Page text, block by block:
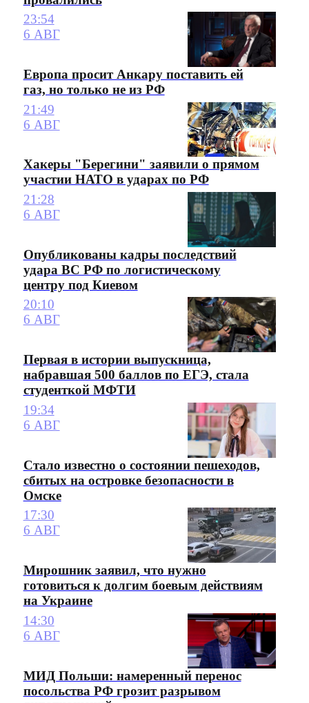
23:54
6 АВГ
Европа просит Анкару поставить ей
газ, но только не из РФ
21:49
6 АВГ
Хакеры "Берегини" заявили о прямом
участии НАТО в ударах по РФ
21:28
6 АВГ
Опубликованы кадры последствий
удара ВС РФ по логистическому
центру под Киевом
20:10
6 АВГ
Первая в истории выпускница,
набравшая 500 баллов по ЕГЭ, стала
студенткой МФТИ
19:34
6 АВГ
Стало известно о состоянии пешеходов,
сбитых на островке безопасности в
Омске
17:30
6 АВГ
Мирошник заявил, что нужно
готовиться к долгим боевым действиям
на Украине
14:30
6 АВГ
МИД Польши: намеренный перенос
посольства РФ грозит разрывом